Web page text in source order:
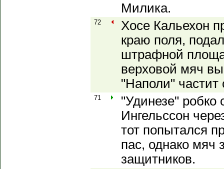
Милика.
72
Хосе Кальехон
краю поля,
штрафной
верховой мяч
"Наполи" частит
71
"Удинезе" робко
Ингельссон
тот попытался
пас, однако мяч
защитников.